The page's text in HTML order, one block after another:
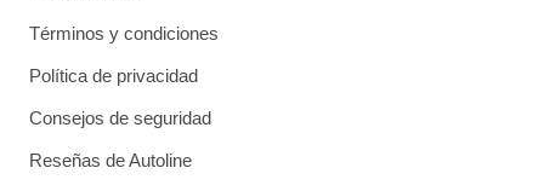
Términos y condiciones
Política de privacidad
Consejos de seguridad
Reseñas de Autoline